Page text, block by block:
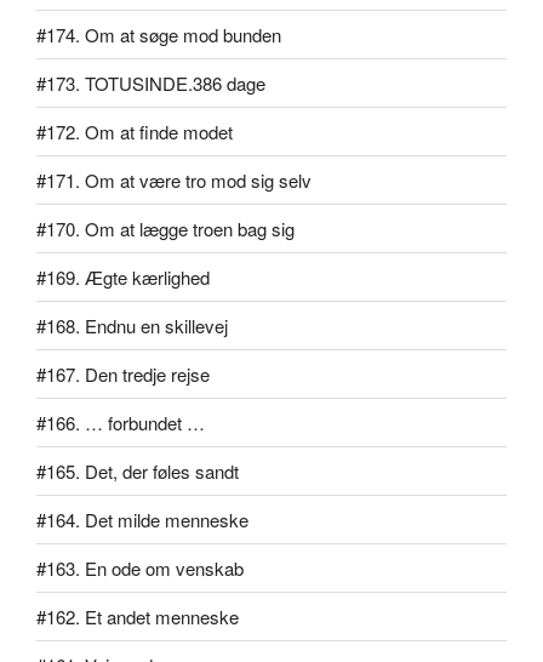
#174. Om at søge mod bunden
#173. TOTUSINDE.386 dage
#172. Om at finde modet
#171. Om at være tro mod sig selv
#170. Om at lægge troen bag sig
#169. Ægte kærlighed
#168. Endnu en skillevej
#167. Den tredje rejse
#166. … forbundet …
#165. Det, der føles sandt
#164. Det milde menneske
#163. En ode om venskab
#162. Et andet menneske